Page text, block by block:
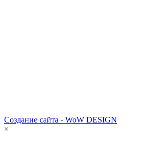
Создание сайта - WoW DESIGN
×